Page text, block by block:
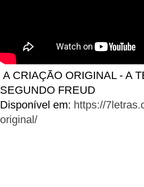
A CRIAÇÃO ORIGINAL - A
SEGUNDO FREUD
Disponível em: https://
original/